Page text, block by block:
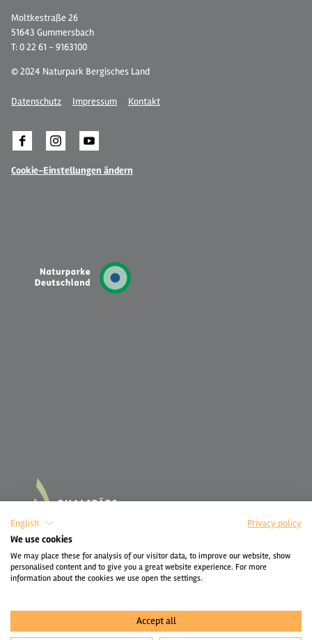
Moltkestraße 26
51643 Gummersbach
T: 0 22 61 - 9163100
© 2024 Naturpark Bergisches Land
Datenschutz Impressum Kontakt
Cookie-Einstellungen ändern
English
Privacy policy
We use cookies
We may place these for analysis of our visitor data, to improve our website, show
personalised content and to give you a great website experience. For more
information about the cookies we use open the settings.
Accept all